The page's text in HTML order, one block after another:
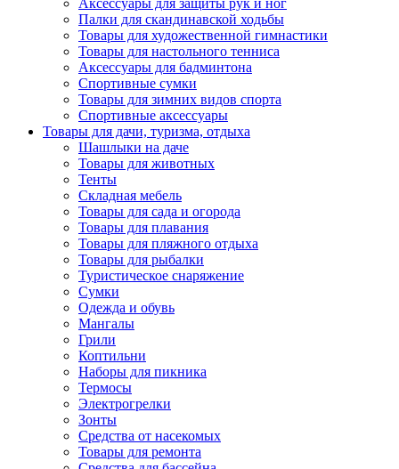
Аксессуары для защиты рук и ног
Палки для скандинавской ходьбы
Товары для художественной гимнастики
Товары для настольного тенниса
Аксессуары для бадминтона
Спортивные сумки
Товары для зимних видов спорта
Спортивные аксессуары
Товары для дачи, туризма, отдыха
Шашлыки на даче
Товары для животных
Тенты
Складная мебель
Товары для сада и огорода
Товары для плавания
Товары для пляжного отдыха
Товары для рыбалки
Туристическое снаряжение
Сумки
Одежда и обувь
Мангалы
Грили
Коптильни
Наборы для пикника
Термосы
Электрогрелки
Зонты
Средства от насекомых
Товары для ремонта